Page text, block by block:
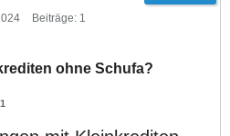
Beiträge: 1
ohne Schufa?